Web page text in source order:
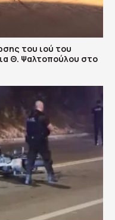
του ιού του
Θ. Ψαλτοπούλου στο